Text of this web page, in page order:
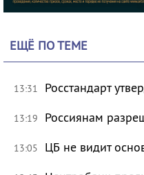
ЕЩЁ ПО ТЕМЕ
13:31 Росстандарт
13:19 Россиянам
13:05 ЦБ не видит